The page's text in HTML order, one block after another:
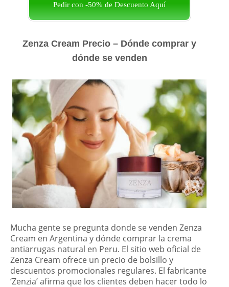
Pedir con -50% de Descuento Aquí
Zenza Cream Precio – Dónde comprar y
dónde se venden
Mucha gente se pregunta donde se venden Zenza
Cream en Argentina y dónde comprar la crema
antiarrugas natural en Peru. El sitio web oficial de
Zenza Cream ofrece un precio de bolsillo y
descuentos promocionales regulares. El fabricante
‘Zenzia’ afirma que los clientes deben hacer todo lo